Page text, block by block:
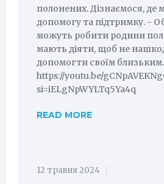
полонених. Дізнаємося, де
допомогу та підтримку. -
можуть робити родини
мають діяти, щоб не
допомогти своїм близьким.
https://youtu.be/
si=iELgNpWYLTq5Ya4q
READ MORE
12 травня 2024